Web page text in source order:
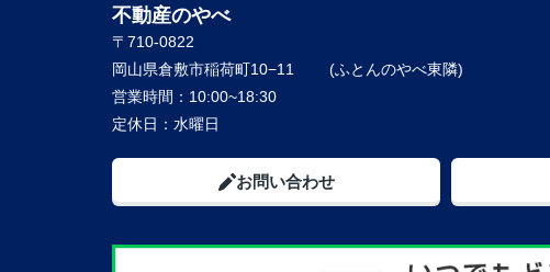
不動産のやべ
〒710-0822
岡山県倉敷市稲荷町10−11 (ふ
営業時間： 10:00~18:30
定休日： 水曜日
お問い合わせ